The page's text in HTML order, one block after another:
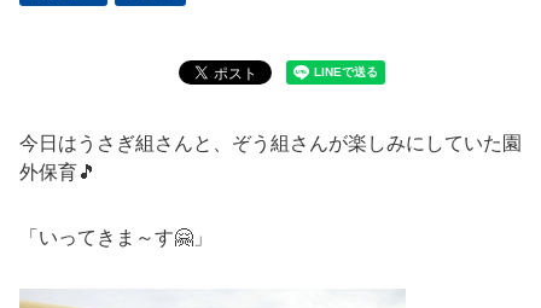
今日はうさぎ組さんと、ぞう組さんが楽しみにしていた園
外保育🎵
「いってきま～す🤗」